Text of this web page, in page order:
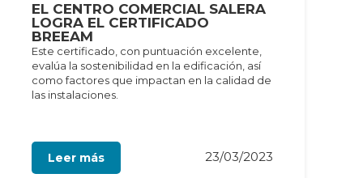
EL CENTRO COMERCIAL SALERA
LOGRA EL CERTIFICADO
BREEAM
Este certificado, con puntuación excelente,
evalúa la sostenibilidad en la edificación, así
como factores que impactan en la calidad de
las instalaciones.
Leer más 23/03/2023